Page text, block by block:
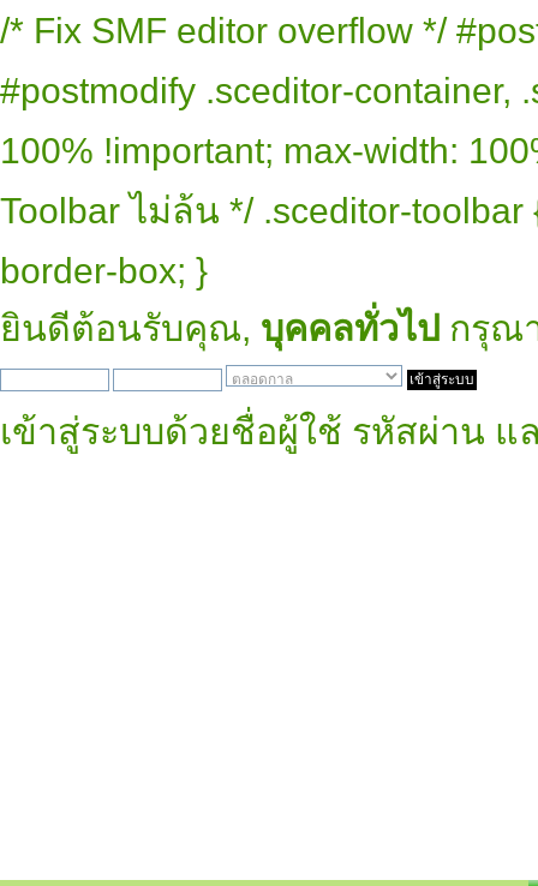
/* Fix SMF editor overflow */
#postmodify .sceditor-container,
100% !important; max-width:
Toolbar ไม่ล้น */ .sceditor-
border-box; }
ยินดีต้อนรับคุณ, บุคคลทั่วไป กรุณ
เข้าสู่ระบบด้วยชื่อผู้ใช้ รหัสผ่าน แ